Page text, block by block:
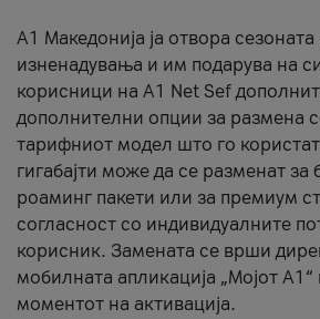
А1 Македонија ја отвора
изненадувања и им подарува на
корисници на A1 Net Sef
дополнителни опции за размена
тарифниот модел што го
гигабајти може да се разменат за
роаминг пакети или за премиум
согласност со индивидуалните
корисник. Замената се врши
мобилната апликација „Мојот
моментот на активација.